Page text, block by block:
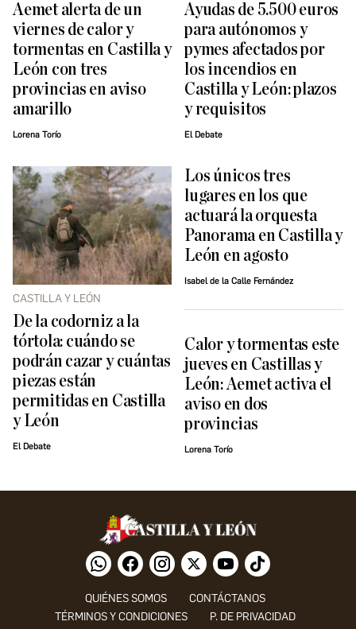
Aemet alerta de un
viernes de calor y
tormentas en Castilla y
León con tres
provincias en aviso
amarillo
Lorena Torío
Ayudas de 5.500 euros
para autónomos y
pymes afectados por
los incendios en
Castilla y León: plazos
y requisitos
El Debate
CASTILLA Y LEÓN
De la codorniz a la
tórtola: cuándo se
podrán cazar y cuántas
piezas están
permitidas en Castilla
y León
El Debate
Los únicos tres
lugares en los que
actuará la orquesta
Panorama en Castilla y
León en agosto
Isabel de la Calle Fernández
Calor y tormentas este
jueves en Castillas y
León: Aemet activa el
aviso en dos
provincias
Lorena Torío
QUIÉNES SOMOS
CONTÁCTANOS
TÉRMINOS Y CONDICIONES
P. DE PRIVACIDAD